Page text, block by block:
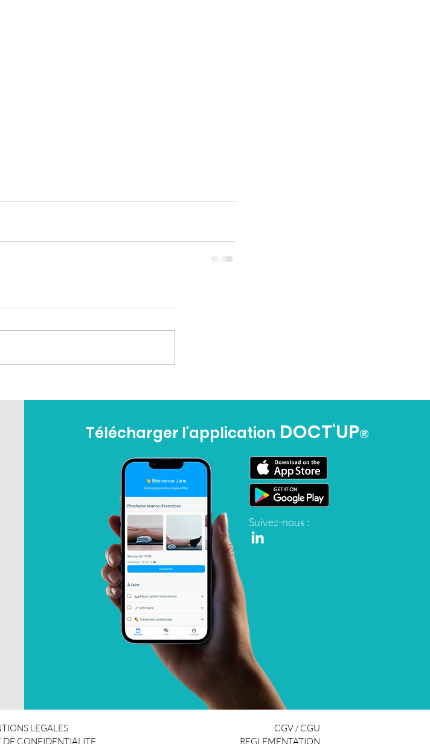
Télécharger l'application DOCT'UP®
Suivez-nous :
LEGALES
DE CONFIDENTIALITE
CGV / CGU
REGLEMENTATION